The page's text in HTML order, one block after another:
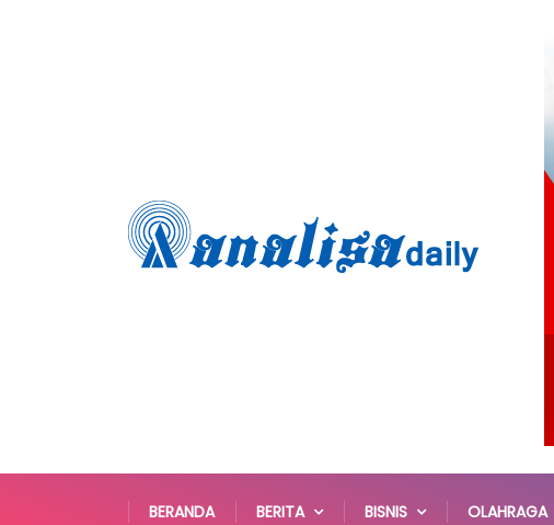
BERANDA BERITA BISNIS OLAHRAGA